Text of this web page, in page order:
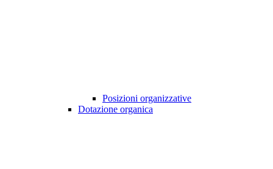
Posizioni organizzative
Dotazione organica